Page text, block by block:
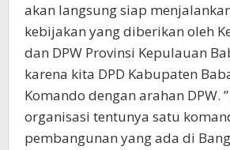
akan langsung siap
kebijakan yang diberikan oleh
dan DPW Provinsi Kepulauan
karena kita DPD Kabupaten
Komando dengan arahan DPW.
organisasi tentunya satu
pembangunan yang ada di